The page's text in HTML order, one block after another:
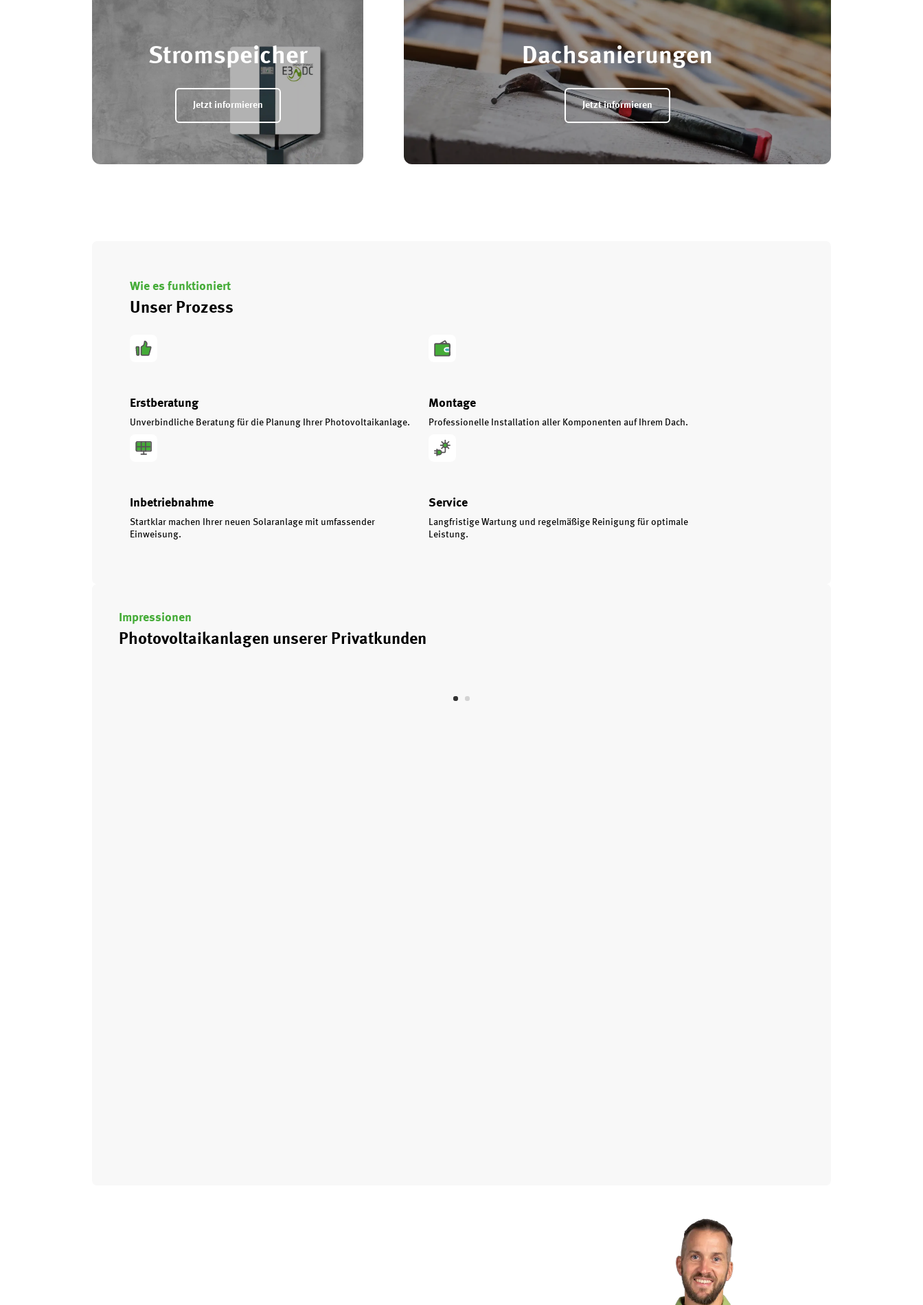
Stromspeicher
Jetzt informieren
Dachsanierungen
Jetzt informieren
Wie es funktioniert
Unser Prozess
Erstberatung
Unverbindliche Beratung für die Planung Ihrer Photovoltaikanlage.
Montage
Professionelle Installation aller Komponenten auf Ihrem Dach.
Inbetriebnahme
Startklar machen Ihrer neuen Solaranlage mit umfassender
Einweisung.
Service
Langfristige Wartung und regelmäßige Reinigung für optimale
Leistung.
Impressionen
Photovoltaikanlagen unserer Privatkunden